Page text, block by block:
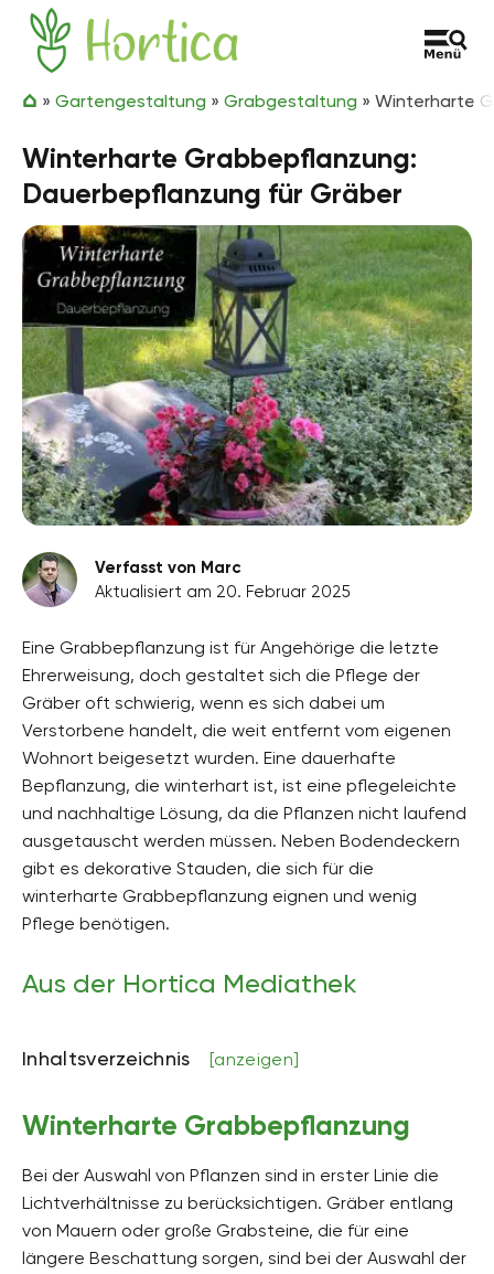
Zum Inhalt springen
Hortica
» Gartengestaltung » Grabgestaltung » Winterharte
Winterharte Grabbepflanzung:
Dauerbepflanzung für Gräber
Verfasst von Marc
Aktualisiert am 20. Februar 2025
Eine Grabbepflanzung ist für Angehörige die letzte
Ehrerweisung, doch gestaltet sich die Pflege der
Gräber oft schwierig, wenn es sich dabei um
Verstorbene handelt, die weit entfernt vom eigenen
Wohnort beigesetzt wurden. Eine dauerhafte
Bepflanzung, die winterhart ist, ist eine pflegeleichte
und nachhaltige Lösung, da die Pflanzen nicht laufend
ausgetauscht werden müssen. Neben Bodendeckern
gibt es dekorative Stauden, die sich für die
winterharte Grabbepflanzung eignen und wenig
Pflege benötigen.
Aus der Hortica Mediathek
Inhaltsverzeichnis [anzeigen]
Winterharte Grabbepflanzung
Bei der Auswahl von Pflanzen sind in erster Linie die
Lichtverhältnisse zu berücksichtigen. Gräber entlang
von Mauern oder große Grabsteine, die für eine
längere Beschattung sorgen, sind bei der Auswahl der